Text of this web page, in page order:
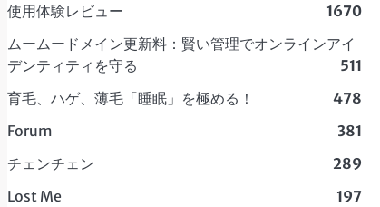
使用体験レビュー
1670
ムームードメイン更新料：賢い管理でオンラインアイ
デンティティを守る
511
育毛、ハゲ、薄毛「睡眠」を極める！
478
Forum
381
チェンチェン
289
Lost Me
197